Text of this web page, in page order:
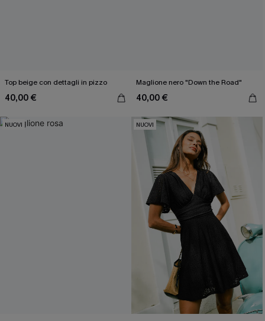
Top beige con dettagli in pizzo
40,00 €
Maglione nero "Down the Road"
40,00 €
NUOVI NUOVI